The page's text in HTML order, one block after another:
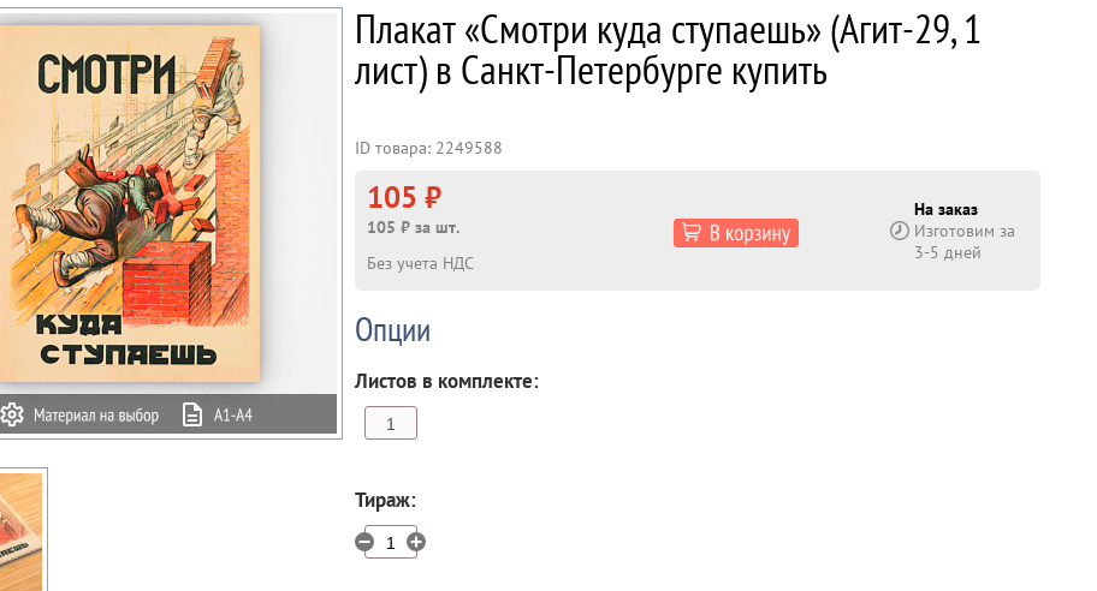
Плакат «Смотри куда ступаешь» (Агит-29, 1
лист) в Санкт-Петербурге купить
ID товара: 2249588
105 ₽
105 ₽ за шт.
Без учета НДС
На заказ
Изготовим за
3-5 дней
Опции
Листов в комплекте:
Тираж: